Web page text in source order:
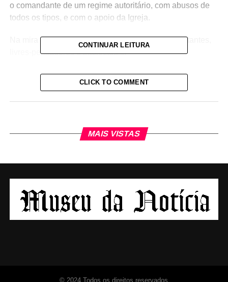
o comandante de um regime autoritário, com abusos de
todos os tipos, e com o apoio da Igreja.
Na mira do chamado Terror Branco, entrou protestantes,
livres-pensadores e intelectuais.
CONTINUAR LEITURA
CLICK TO COMMENT
MAIS VISTAS
© 2024 Todos os direitos reservados